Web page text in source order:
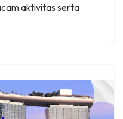
aktivitas serta